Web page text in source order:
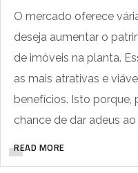
O mercado oferece
deseja aumentar o
de imóveis na planta.
as mais atrativas e
benefícios. Isto porque,
chance de dar adeus
READ MORE